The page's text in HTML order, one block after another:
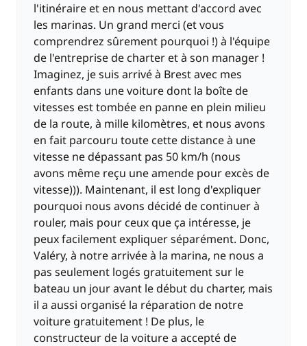
l'itinéraire et en nous mettant d'accord avec
les marinas. Un grand merci (et vous
comprendrez sûrement pourquoi !) à l'équipe
de l'entreprise de charter et à son manager !
Imaginez, je suis arrivé à Brest avec mes
enfants dans une voiture dont la boîte de
vitesses est tombée en panne en plein milieu
de la route, à mille kilomètres, et nous avons
en fait parcouru toute cette distance à une
vitesse ne dépassant pas 50 km/h (nous
avons même reçu une amende pour excès de
vitesse))). Maintenant, il est long d'expliquer
pourquoi nous avons décidé de continuer à
rouler, mais pour ceux que ça intéresse, je
peux facilement expliquer séparément. Donc,
Valéry, à notre arrivée à la marina, ne nous a
pas seulement logés gratuitement sur le
bateau un jour avant le début du charter, mais
il a aussi organisé la réparation de notre
voiture gratuitement ! De plus, le
constructeur de la voiture a accepté de